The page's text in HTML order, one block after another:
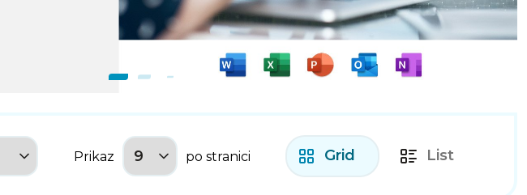
Prikaz po stranici Grid List